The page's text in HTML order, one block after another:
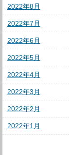
2022年8月
2022年7月
2022年6月
2022年5月
2022年4月
2022年3月
2022年2月
2022年1月